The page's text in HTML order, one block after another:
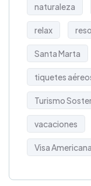
naturaleza
relax
Santa Marta
tiquetes
Turismo
vacaciones
Visa Americana